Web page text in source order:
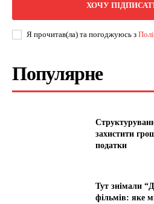
ХОЧУ
Я прочитав(ла) та погоджуюсь з
Популярне
захистити
податки
Тут знімали
фільмів: яке